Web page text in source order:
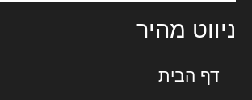
ניווט מהיר
דף הבית